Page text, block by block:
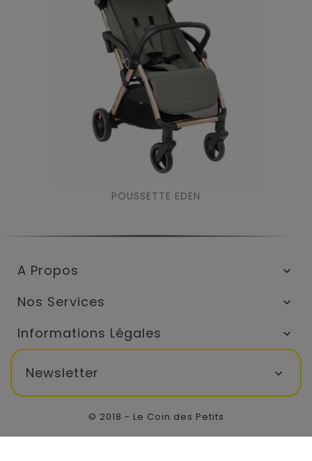
POUSSETTE EDEN
A Propos 
Nos Services 
Informations Légales 
Newsletter 
© 2018 - Le Coin des Petits